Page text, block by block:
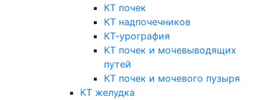
КТ почек
КТ надпочечников
КТ-урография
КТ почек и мочевыводящих
путей
КТ почек и мочевого пузыря
КТ желудка